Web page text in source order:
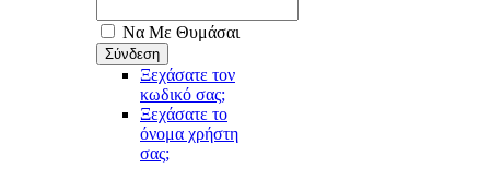
Να Με Θυμάσαι
Ξεχάσατε τον
κωδικό σας;
Ξεχάσατε το
όνομα χρήστη
σας;